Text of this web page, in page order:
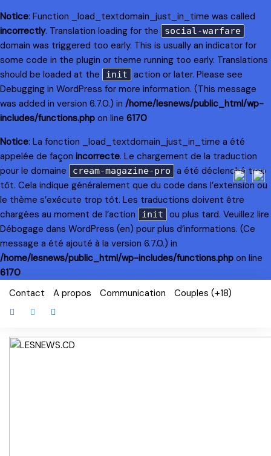
Notice: Function _load_textdomain_just_in_time was called
incorrectly. Translation loading for the social-warfare
domain was triggered too early. This is usually an indicator for
some code in the plugin or theme running too early. Translations
should be loaded at the
init
action or later. Please see
Debugging in WordPress for more information. (This message
was added in version 6.7.0.) in /home/lesnews/public_html/wp-
includes/functions.php on line 6170
Notice: La fonction _load_textdomain_just_in_time a été
appelée de façon incorrecte. Le chargement de la traduction
pour le domaine
cream-magazine-pro
a été déclenché trop
tôt. Cela indique généralement que du code dans l’extension ou
le thème s’exécute trop tôt. Les traductions doivent être
chargées au moment de l’action
init
ou plus tard. Veuillez lire
Débogage dans WordPress (en) pour plus d’informations. (Ce
message a été ajouté à la version 6.7.0.) in
/home/lesnews/public_html/wp-includes/functions.php on line
6170
Skip
content
Contact A propos Communication Couples (+18)